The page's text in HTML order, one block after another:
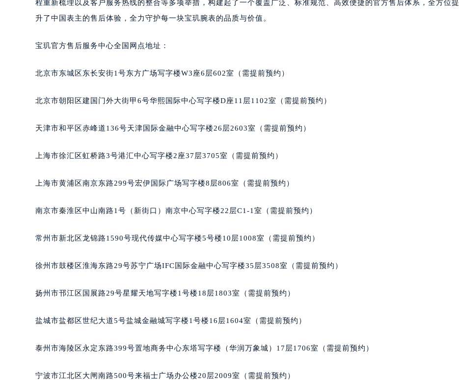
嘉兴市南湖区广益路705号嘉兴世界贸易中心写字楼A座13层1304室（需提前预约）
济南市历下区经十路11111号华润中心写字楼（万象城）15层1508室（需提前预约）
广州市越秀区环市东路371-375号世界贸易中心大厦南塔写字楼15层07室（需提前预约）
惠州市惠城区江北文昌一路7号华贸大厦写字楼1座30层05室（需提前预约）
福州市鼓楼区五四路128-1号恒力城写字楼15层03室（需提前预约）
重庆市江北区观音桥步行街2号融恒时代广场写字楼9层902室（需提前预约）
郑州市二七区铭功路10号华润大厦写字楼29层2905室（需提前预约）
沈阳市沈河区中街路137号亨得利名表服务中心（品牌授权店）1层整层（需提前预约）
乌鲁木齐市天山区红山路26号时代广场（CCMALL）C座17层17-B（需提前预约）
哈尔滨市道里区友谊西路600号富力中心T2座写字楼29层03室（需提前预约）
佛山市禅城区季华五路57号万科金融中心C座12层1205室（需提前预约）
无锡市梁溪区人民中路139号恒隆广场写字楼1座11层1104室（需提前预约）
苏州市苏州工业园区星港街199号苏州中心办公楼C座22层08室（需提前预约）
南宁市青秀区金湖路59号地王大厦12楼1224室（需提前预约）
程重新梳理以及客户服务热线的整合等多项举措，构建起了一个覆盖广泛、标准规范、高效便捷的官方售后体系，全方位提
升了中国表主的售后体验，全力守护每一块宝玑腕表的品质与价值。
宝玑官方售后服务中心全国网点地址：
北京市东城区东长安街1号东方广场写字楼W3座6层602室（需提前预约）
北京市朝阳区建国门外大街甲6号华熙国际中心写字楼D座11层1102室（需提前预约）
天津市和平区赤峰道136号天津国际金融中心写字楼26层2603室（需提前预约）
上海市徐汇区虹桥路3号港汇中心写字楼2座37层3705室（需提前预约）
上海市黄浦区南京东路299号宏伊国际广场写字楼8层806室（需提前预约）
南京市秦淮区中山南路1号（新街口）南京中心写字楼22层C1-1室（需提前预约）
常州市新北区龙锦路1590号现代传媒中心写字楼5号楼10层1008室（需提前预约）
徐州市鼓楼区淮海东路29号苏宁广场IFC国际金融中心写字楼35层3508室（需提前预约）
扬州市邗江区国展路29号星耀天地写字楼1号楼18层1803室（需提前预约）
盐城市盐都区世纪大道5号盐城金融城写字楼1号楼16层1604室（需提前预约）
泰州市海陵区永定东路399号置地商务中心东塔写字楼（华润万象城）17层1706室（需提前预约）
宁波市江北区大闸南路500号来福士广场办公楼20层2009室（需提前预约）